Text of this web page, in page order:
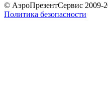
© АэроПрезентСервис 2009-
Политика безопасности